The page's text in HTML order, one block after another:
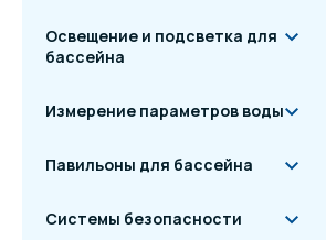
Освещение и подсветка для
бассейна
Измерение параметров воды
Павильоны для бассейна
Системы безопасности